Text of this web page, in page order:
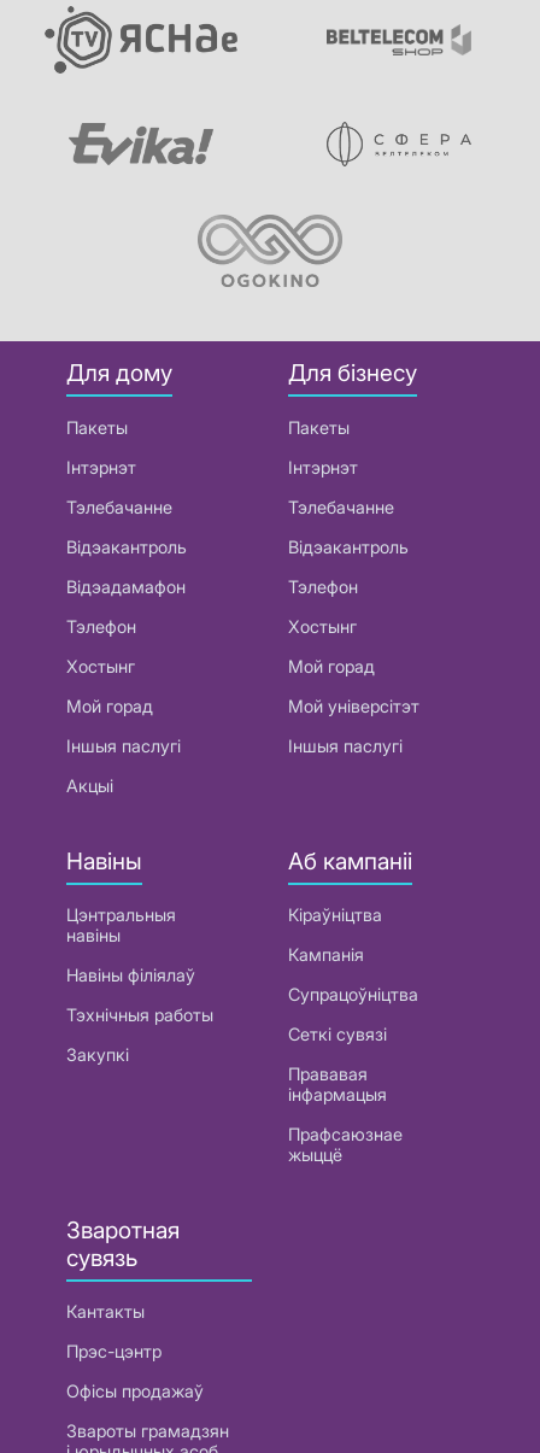
Для дому
Пакеты
Інтэрнэт
Тэлебачанне
Відэакантроль
Відэадамафон
Тэлефон
Хостынг
Мой горад
Іншыя паслугі
Акцыі
Для бізнесу
Пакеты
Інтэрнэт
Тэлебачанне
Відэакантроль
Тэлефон
Хостынг
Мой горад
Мой універсітэт
Іншыя паслугі
Навіны
Цэнтральныя
навіны
Навіны філіялаў
Тэхнічныя работы
Закупкі
Аб кампаніі
Кіраўніцтва
Кампанія
Супрацоўніцтва
Сеткі сувязі
Прававая
інфармацыя
Прафсаюзнае
жыццё
Зваротная
сувязь
Кантакты
Прэс-цэнтр
Офісы продажаў
Звароты грамадзян